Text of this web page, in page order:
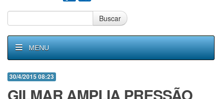
Buscar
MENU
30/4/2015 08:23